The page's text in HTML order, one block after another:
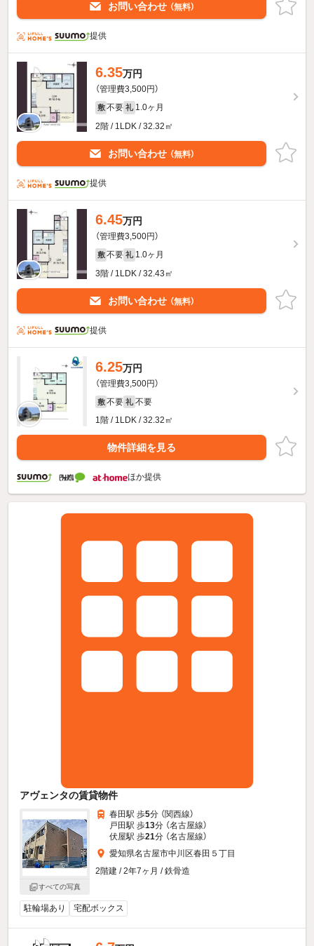
お問い合わせ （無料）
提供
6.35万円
（管理費3,500円）
敷 不要 礼 1.0ヶ月
2階 / 1LDK / 32.32㎡
お問い合わせ （無料）
提供
6.45万円
（管理費3,500円）
敷 不要 礼 1.0ヶ月
3階 / 1LDK / 32.43㎡
お問い合わせ （無料）
提供
6.25万円
（管理費3,500円）
敷 不要 礼 不要
1階 / 1LDK / 32.32㎡
物件詳細を見る
ほか提供
アヴェンタの賃貸物件
すべての写真
春田駅 歩5分 （関西線）
戸田駅 歩13分 （名古屋線）
伏屋駅 歩21分 （名古屋線）
愛知県名古屋市中川区春田５丁目
2階建 / 2年7ヶ月 / 鉄骨造
駐輪場あり 宅配ボックス